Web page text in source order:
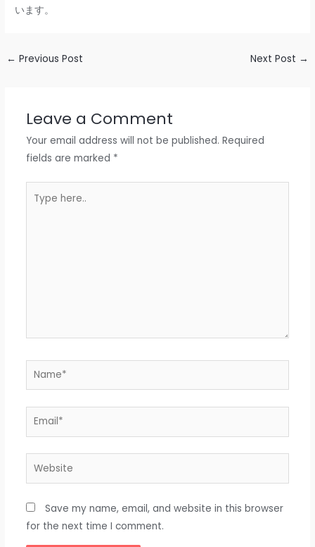
います。
← Previous Post Next Post →
Leave a Comment
Your email address will not be published. Required
fields are marked *
here..
Name*
Email*
Website
Save my name, email, and website in this browser
for the next time I comment.